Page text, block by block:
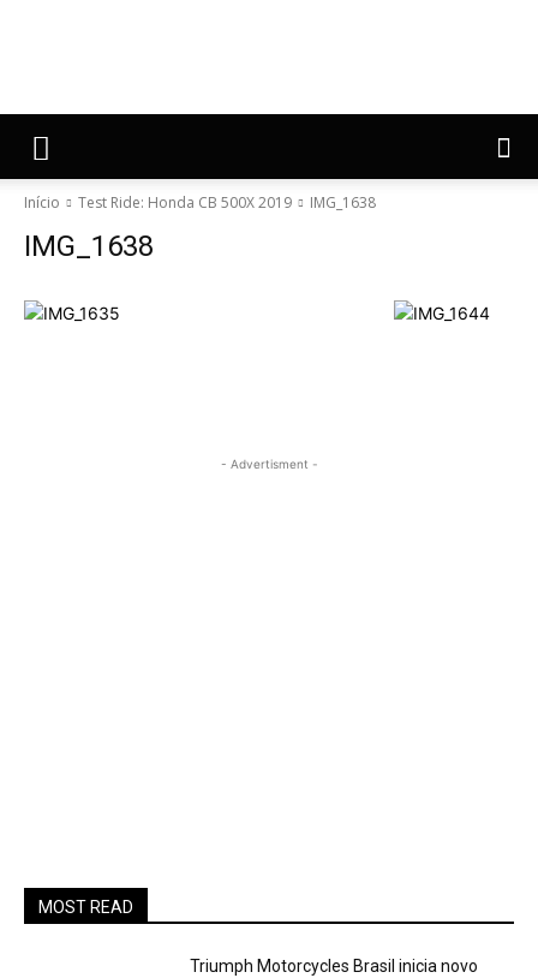
Início Test Ride: Honda CB 500X 2019 IMG_1638
IMG_1638
- Advertisment -
MOST READ
Triumph Motorcycles Brasil inicia novo